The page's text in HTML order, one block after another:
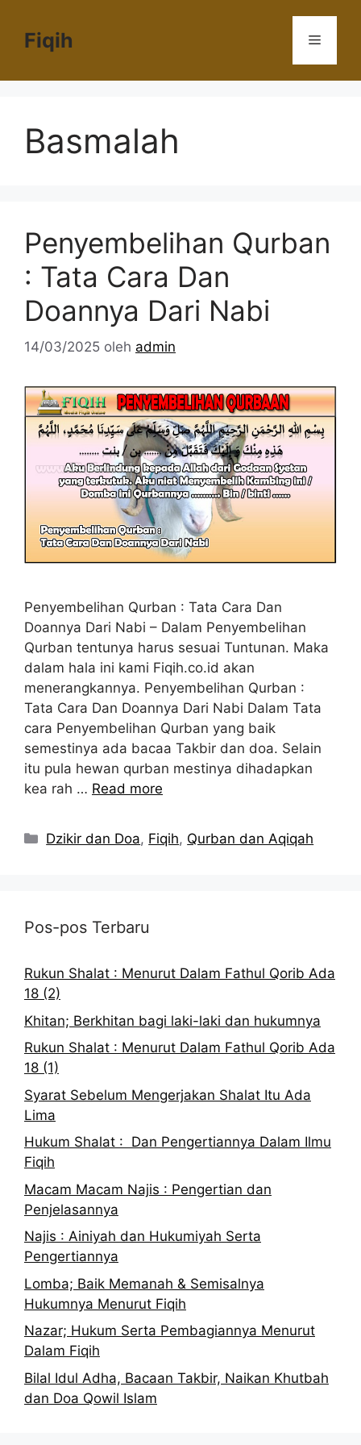
Fiqih Menu
Basmalah
Penyembelihan Qurban
: Tata Cara Dan
Doannya Dari Nabi
14/03/2025 oleh admin
Penyembelihan Qurban : Tata Cara Dan
Doannya Dari Nabi – Dalam Penyembelihan
Qurban tentunya harus sesuai Tuntunan. Maka
dalam hala ini kami Fiqih.co.id akan
menerangkannya. Penyembelihan Qurban :
Tata Cara Dan Doannya Dari Nabi Dalam Tata
cara Penyembelihan Qurban yang baik
semestinya ada bacaa Takbir dan doa. Selain
itu pula hewan qurban mestinya dihadapkan
kea rah … Read more
Kategori
Dzikir dan Doa, Fiqih, Qurban dan Aqiqah
Pos-pos Terbaru
Rukun Shalat : Menurut Dalam Fathul Qorib Ada
18 (2)
Khitan; Berkhitan bagi laki-laki dan hukumnya
Rukun Shalat : Menurut Dalam Fathul Qorib Ada
18 (1)
Syarat Sebelum Mengerjakan Shalat Itu Ada
Lima
Hukum Shalat : Dan Pengertiannya Dalam Ilmu
Fiqih
Macam Macam Najis : Pengertian dan
Penjelasannya
Najis : Ainiyah dan Hukumiyah Serta
Pengertiannya
Lomba; Baik Memanah & Semisalnya
Hukumnya Menurut Fiqih
Nazar; Hukum Serta Pembagiannya Menurut
Dalam Fiqih
Bilal Idul Adha, Bacaan Takbir, Naikan Khutbah
dan Doa Qowil Islam